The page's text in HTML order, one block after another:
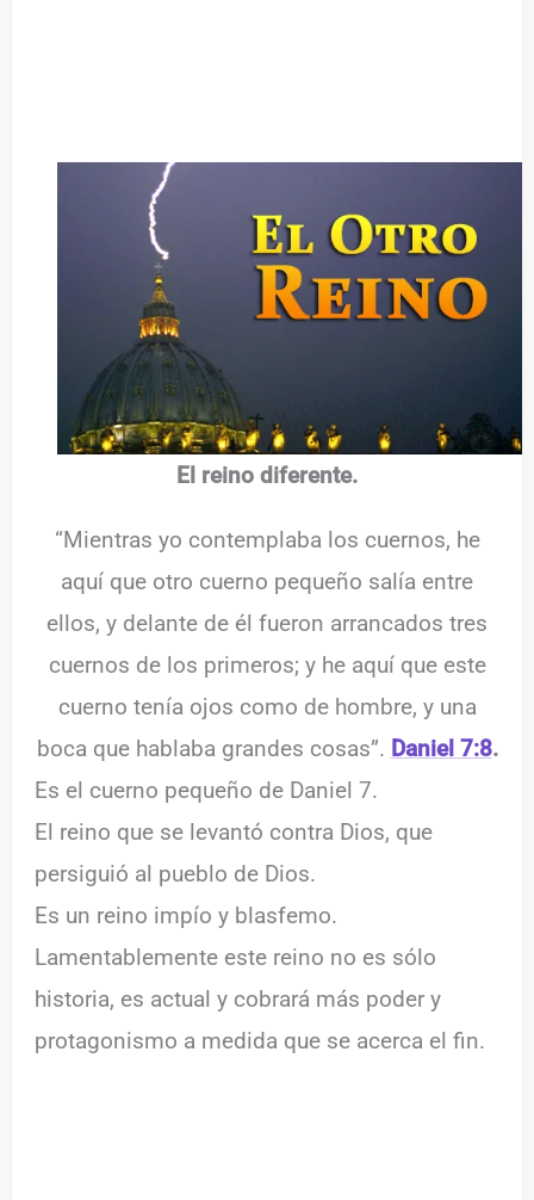
El reino diferente.
“Mientras yo contemplaba los cuernos, he
aquí que otro cuerno pequeño salía entre
ellos, y delante de él fueron arrancados tres
cuernos de los primeros; y he aquí que este
cuerno tenía ojos como de hombre, y una
boca que hablaba grandes cosas”. Daniel 7:8.
Es el cuerno pequeño de Daniel 7.
El reino que se levantó contra Dios, que
persiguió al pueblo de Dios.
Es un reino impío y blasfemo.
Lamentablemente este reino no es sólo
historia, es actual y cobrará más poder y
protagonismo a medida que se acerca el fin.